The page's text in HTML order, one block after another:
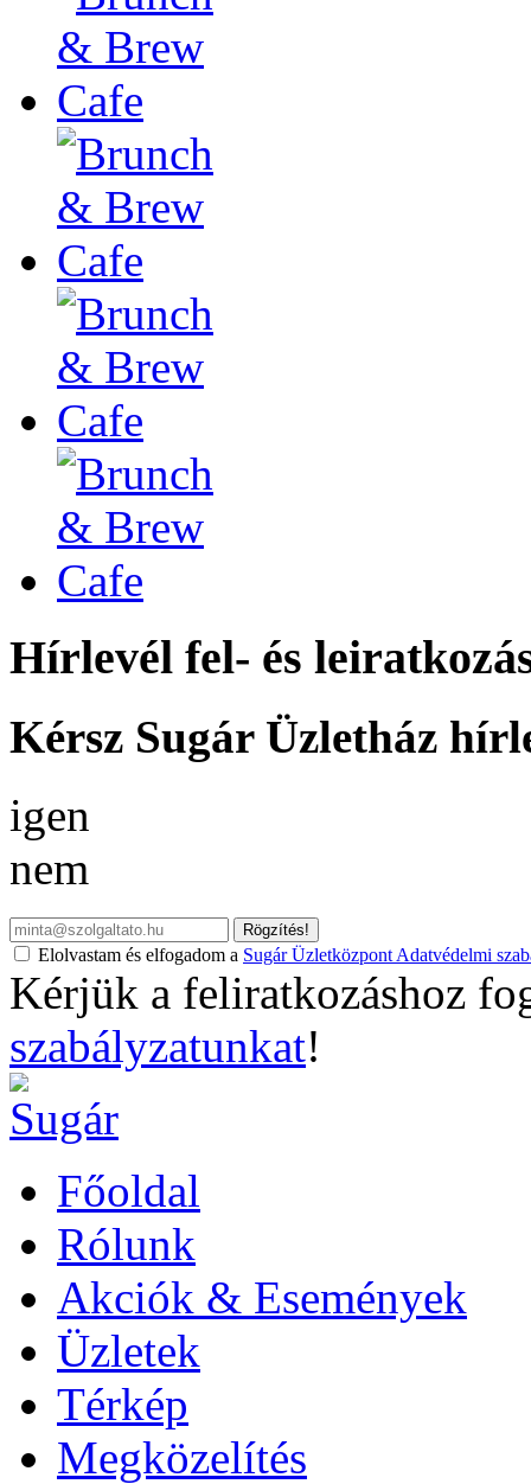
Hírlevél fel- és
Kérsz Sugár Üzletház
igen
nem
Rögzítés!
Elolvastam és elfogadom a Sugár Üzletközpont Adatvédelmi
Kérjük a feliratkozáshoz
szabályzatunkat!
Főoldal
Rólunk
Akciók & Események
Üzletek
Térkép
Megközelítés